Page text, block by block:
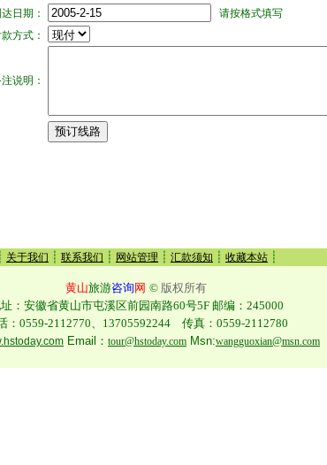
日期：
请按格式填写
方式：
说明：
┊ 关于我们 ┊ 联系我们 ┊ 网站管理 ┊ 汇款须知 ┊ 收藏本站 ┊
黄山旅游咨询 网 © 版权所有
：安徽省黄山市屯溪区前园南路60号5F 邮编：245000
：0559-2112770、13705592244 传真：0559-2112780
Email： tour@hstoday.com Msn:wangguoxian@msn.com